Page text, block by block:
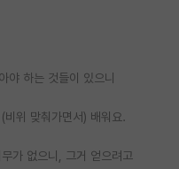
야 하는 것들이 있으니
위 맞춰가면서) 배워요.
가 없으니, 그거 얻으려고